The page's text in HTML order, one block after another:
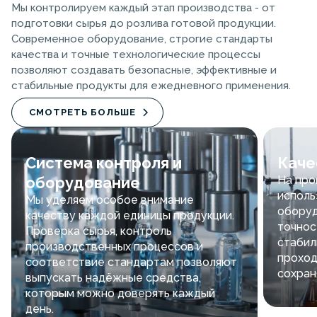
Мы контролируем каждый этап производства - от
подготовки сырья до розлива готовой продукции.
Современное оборудование, строгие стандарты
качества и точные технологические процессы
позволяют создавать безопасные, эффективные и
стабильные продукты для ежедневного применения.
СМОТРЕТЬ БОЛЬШЕ
Система контроля и
оборудование
Мы уделяем особое внимание
качеству каждой единицы продукции.
Проверка сырья, контроль
производственных процессов и
соответствие стандартам позволяют
выпускать надёжные средства,
которым можно доверять каждый
день.
На